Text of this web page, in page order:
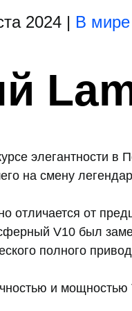
2024 | В мире
элегантности в
на смену
отличается от
V10 был
полного
и